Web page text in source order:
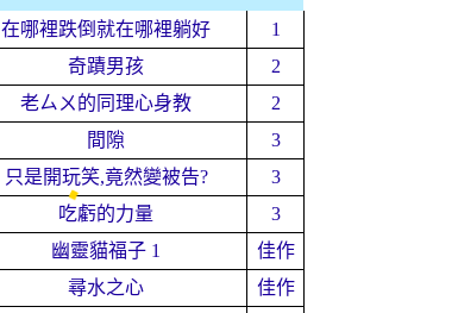
在哪裡跌倒就在哪裡躺好
1
奇蹟男孩
2
老ㄙㄨ的同理心身教
2
間隙
3
只是開玩笑,竟然變被告?
3
吃虧的力量
3
幽靈貓福子 1
佳作
尋水之心
佳作